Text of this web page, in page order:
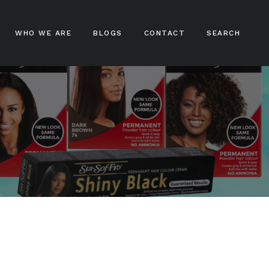
Treatments
Stylers
Colours
WHO WE ARE BLOGS CONTACT SEARCH